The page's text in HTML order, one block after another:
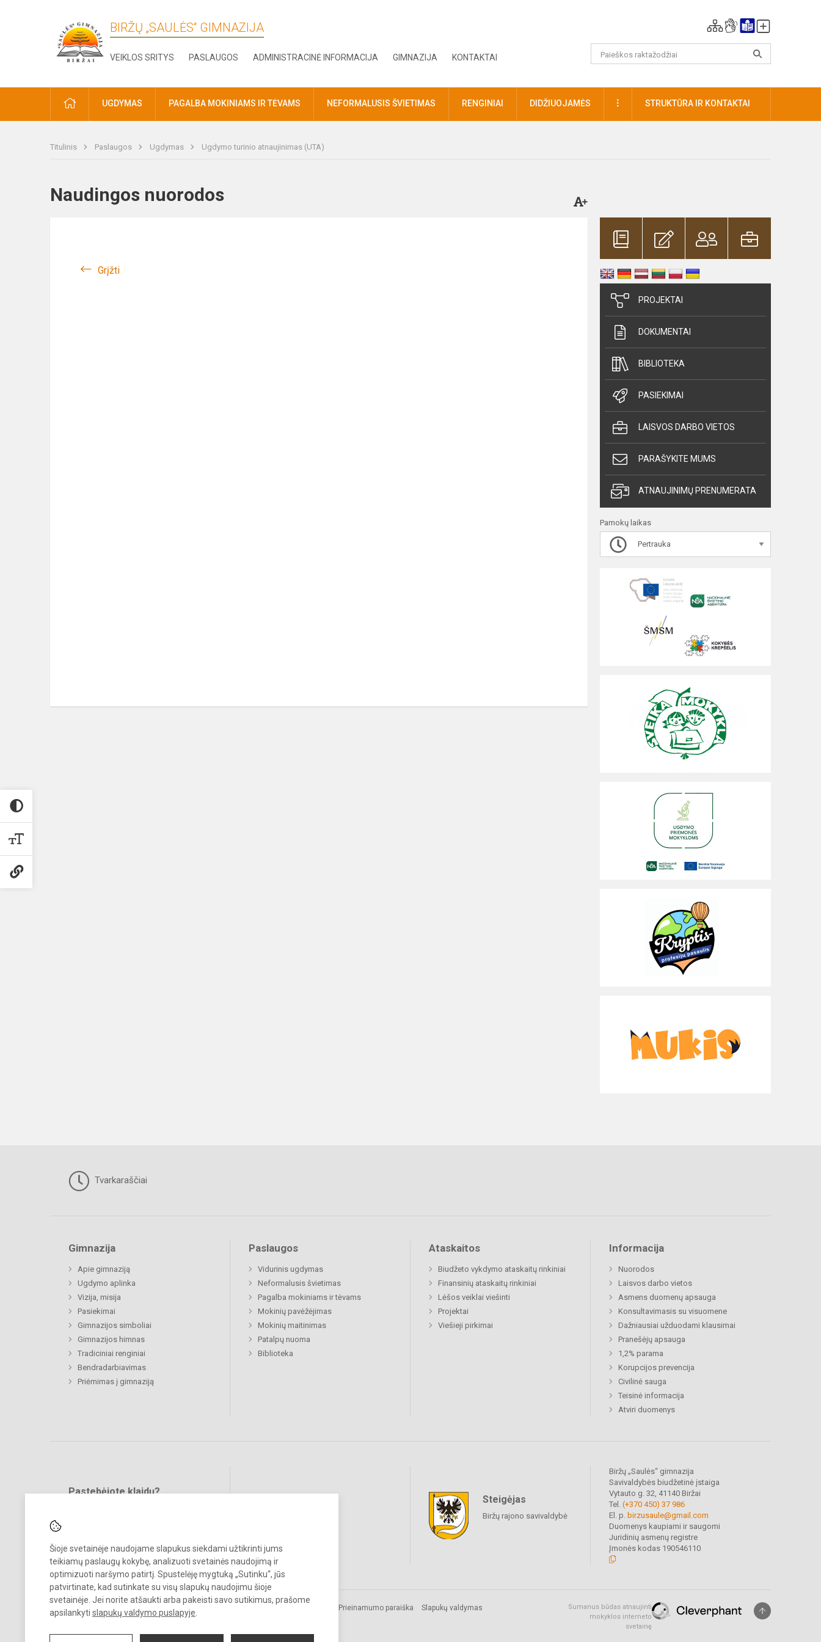
Šioje svetainėje naudojame slapukus siekdami užtikrinti jums
teikiamų paslaugų kokybę, analizuoti svetainės naudojimą ir
optimizuoti naršymo patirtį. Spustelėję mygtuką „Sutinku“, jūs
patvirtinate, kad sutinkate su visų slapukų naudojimu šioje
svetainėje. Jei norite atšaukti arba pakeisti savo sutikimus, prašome
apsilankyti slapukų valdymo puslapyje
BIRŽŲ „SAULĖS“ GIMNAZIJA
VEIKLOS SRITYS PASLAUGOS ADMINISTRACINĖ INFORMACIJA GIMNAZIJA KONTAKTAI
PRADŽIAUGDYMAS PAGALBA MOKINIAMS IR TĖVAMS NEFORMALUSIS ŠVIETIMAS RENGINIAI DIDŽIUOJAMĖS DAUGIAUSTRUKTŪRA IR KONTAKTAI
Titulinis Paslaugos Ugdymas Ugdymo turinio atnaujinimas (UTA)
Naudingos nuorodos
Grįžti
PROJEKTAI
DOKUMENTAI
BIBLIOTEKA
PASIEKIMAI
LAISVOS DARBO VIETOS
PARAŠYKITE MUMS
ATNAUJINIMŲ PRENUMERATA
Pamokų laikas
Pertrauka
Tvarkaraščiai
Gimnazija
Apie gimnaziją
Ugdymo aplinka
Vizija, misija
Pasiekimai
Gimnazijos simboliai
Gimnazijos himnas
Tradiciniai renginiai
Bendradarbiavimas
Priėmimas į gimnaziją
Paslaugos
Vidurinis ugdymas
Neformalusis švietimas
Pagalba mokiniams ir tėvams
Mokinių pavėžėjimas
Mokinių maitinimas
Patalpų nuoma
Biblioteka
Ataskaitos
Biudžeto vykdymo ataskaitų rinkiniai
Finansinių ataskaitų rinkiniai
Lėšos veiklai viešinti
Projektai
Viešieji pirkimai
Informacija
Nuorodos
Laisvos darbo vietos
Asmens duomenų apsauga
Konsultavimasis su visuomene
Dažniausiai užduodami klausimai
Pranešėjų apsauga
1,2% parama
Korupcijos prevencija
Civilinė sauga
Teisinė informacija
Atviri duomenys
Pastebėjote klaidų?
Steigėjas
Biržų rajono savivaldybė
Biržų „Saulės“ gimnazija
Savivaldybės biudžetinė įstaiga
Vytauto g. 32, 41140 Biržai
Tel. (+370 450) 37 986
El. p. birzusaule@gmail.com
Duomenys kaupiami ir saugomi
Juridinių asmenų registre
Įmonės kodas 190546110
© 2021. Biržų „Saulės“ gimnazija. Visos teisės saugomos.
Kopijuoti turinį be raštiško gimnazijos sutikimo griežtai draudžiama.
Prieinamumo paraiška Slapukų valdymas
Sumanus būdas atnaujinti
mokyklos interneto
svetainę